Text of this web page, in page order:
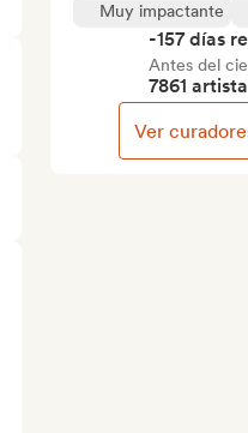
Muy impactante
-157 días
Antes del
7861
Ver